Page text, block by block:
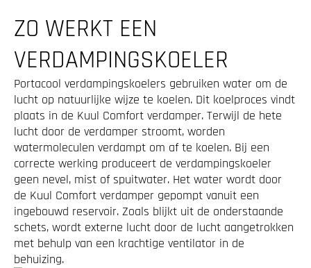
ZO WERKT EEN
VERDAMPINGSKOELER
Portacool verdampingskoelers gebruiken water om de
lucht op natuurlijke wijze te koelen. Dit koelproces vindt
plaats in de Kuul Comfort verdamper. Terwijl de hete
lucht door de verdamper stroomt, worden
watermoleculen verdampt om af te koelen. Bij een
correcte werking produceert de verdampingskoeler
geen nevel, mist of spuitwater. Het water wordt door
de Kuul Comfort verdamper gepompt vanuit een
ingebouwd reservoir. Zoals blijkt uit de onderstaande
schets, wordt externe lucht door de lucht aangetrokken
met behulp van een krachtige ventilator in de
behuizing.